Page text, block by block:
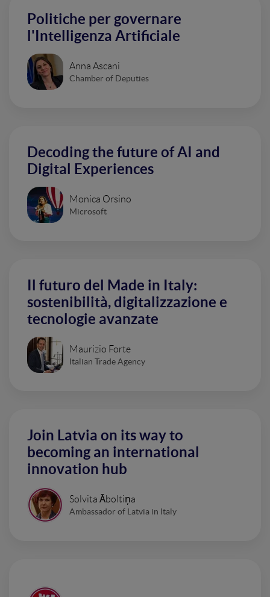
Politiche per governare
l'Intelligenza Artificiale
Anna Ascani
Chamber of Deputies
Decoding the future of AI and
Digital Experiences
Monica Orsino
Microsoft
Il futuro del Made in Italy:
sostenibilità, digitalizzazione e
tecnologie avanzate
Maurizio Forte
Italian Trade Agency
Join Latvia on its way to
becoming an international
innovation hub
Solvita Āboltiņa
Ambassador of Latvia in Italy